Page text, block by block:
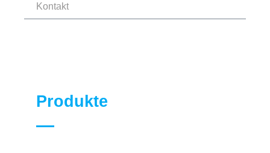
Kontakt
Produkte